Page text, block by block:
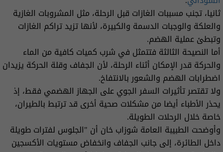
ثانيا، تجنب مسببات الغازات قبل الرحلة، مثل المشروبات الغازية
والعلكة والوجبات الدسمة والكبيرة، لأنها تزيد تراكم الغازات
وتبطئ عملية الهضم.
أما النصيحة الثالثة فتتمثل في شرب كميات كافية من الماء
والحركة قدر الإمكان أثناء الرحلة، لأن الجفاف وقلة الحركة يزيدان
اضطرابات الهضم والشعور بالانتفاخ.
ولا تقتصر تأثيرات السفر الجوي على الجهاز الهضمي فقط، إذ
يحذر الأطباء أيضا من مشكلات صحية أخرى قد ترتبط بالطيران،
خاصة خلال الرحلات الطويلة.
وأوضحت الطبيبة العامة شوزاب خان أن "الجلوس لفترات طويلة
داخل الطائرة، إلى جانب الجفاف وانخفاض مستويات الأكسجين